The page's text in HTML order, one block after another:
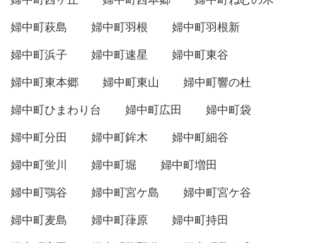
婦中町萩島
婦中町羽根
婦中町羽根新
婦中町浜子
婦中町速星
婦中町東谷
婦中町東本郷
婦中町東山
婦中町響の杜
婦中町ひまわり台
婦中町広田
婦中町袋
婦中町分田
婦中町鉾木
婦中町細谷
婦中町蛍川
婦中町堀
婦中町増田
婦中町鶚谷
婦中町宮ケ島
婦中町宮ケ谷
婦中町麦島
婦中町葎原
婦中町持田